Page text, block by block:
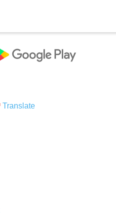
Translate